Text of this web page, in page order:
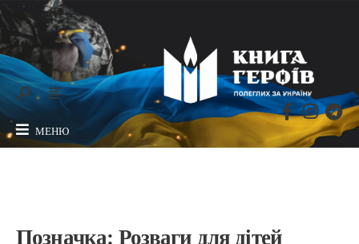
МЕНЮ
Позначка: Розваги для дітей